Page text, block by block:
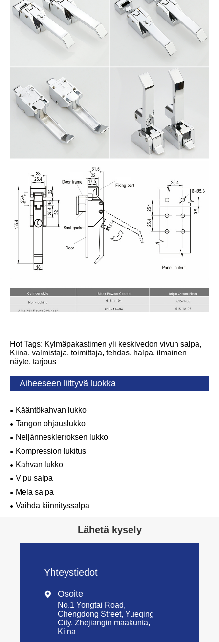
Hot Tags: Kylmäpakastimen yli keskivedon vivun salpa,
Kiina, valmistaja, toimittaja, tehdas, halpa, ilmainen
näyte, tarjous
Aiheeseen liittyvä luokka
Kääntökahvan lukko
Tangon ohjauslukko
Neljänneskierroksen lukko
Kompression lukitus
Kahvan lukko
Vipu salpa
Mela salpa
Vaihda kiinnityssalpa
Lähetä kysely
Yhteystiedot
 Osoite
No.1 Yongtai Road,
Chengdong Street, Yueqing
City, Zhejiangin maakunta,
Kiina